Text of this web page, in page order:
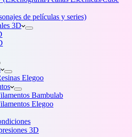
de películas y series)
3D
Elegoo
Bambulab
Elegoo
3D